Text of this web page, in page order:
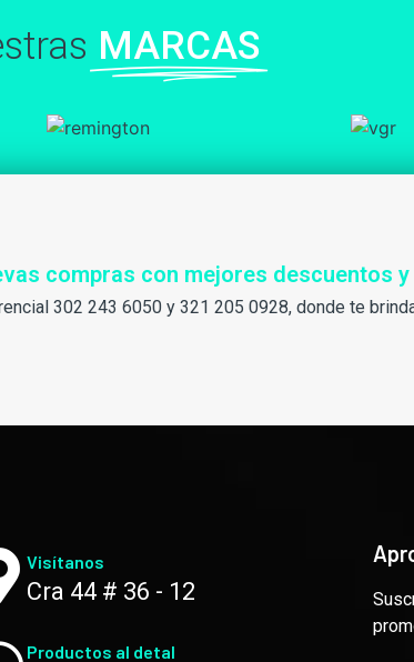
MARCAS
compras con mejores descuentos
302 243 6050 y 321 205 0928, donde te
Visítanos
Cra 44 # 36 - 12
Productos al detal